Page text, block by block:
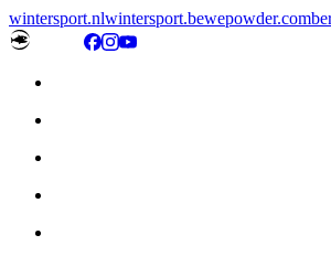
wintersport.nlwintersport.bewepowder.com